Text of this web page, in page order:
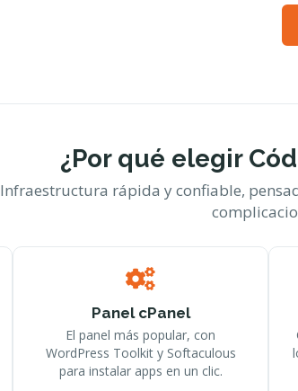
¿Por qué elegir
Infraestructura rápida y confiable,
Panel cPanel
El panel más popular, con
WordPress Toolkit y Softaculous
para instalar apps en un clic.